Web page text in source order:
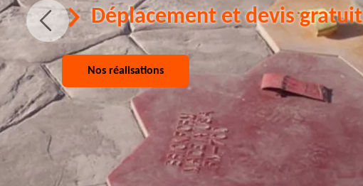
Déplacement et devis gratuit
Nos réalisations